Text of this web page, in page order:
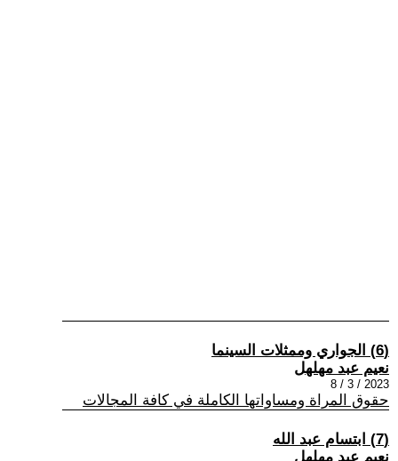
(6) الجواري وممثلات السينما
نعيم عبد مهلهل
2023 / 3 / 8
حقوق المراة ومساواتها الكاملة في كافة المجالات
(7) ابتسام عبد الله
نعيم عبد مهلهل